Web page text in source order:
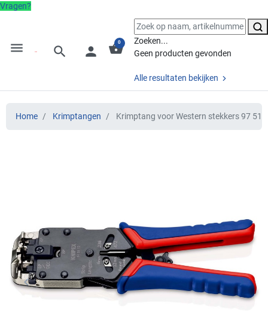
Vragen?
menu search person shopping_basket
0
Zoeken...
Geen producten gevonden
Alle resultaten bekijken
Home Krimptangen Krimptang voor Western stekkers 97 51
Vorige
keyboard_arrow_left keyboard_arrow_right